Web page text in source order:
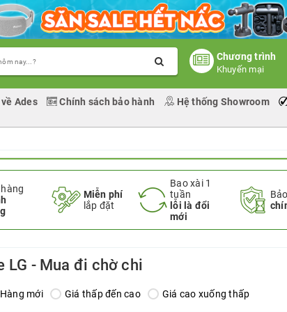
Chương trình
Khuyến mại
Ades Chính sách bảo hành Hệ thống Showroom
Miễn phí
lắp đặt
Bao xài 1
tuần
lỗi là đổi
mới
LG - Mua đi chờ chi
Hàng mới Giá thấp đến cao Giá cao xuống thấp